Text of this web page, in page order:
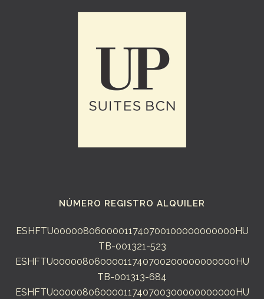
NÚMERO REGISTRO ALQUILER
ESHFTU00000806000011740700100000000000HU
TB-001321-523
ESHFTU00000806000011740700200000000000HU
TB-001313-684
ESHFTU00000806000011740700300000000000HU